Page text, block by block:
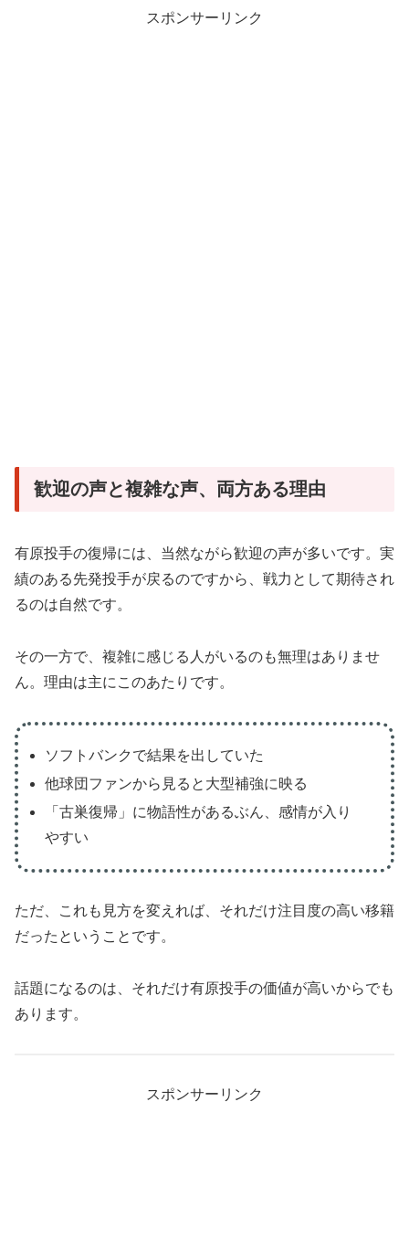
スポンサーリンク
歓迎の声と複雑な声、両方ある理由
有原投手の復帰には、当然ながら歓迎の声が多いです。実
績のある先発投手が戻るのですから、戦力として期待され
るのは自然です。
その一方で、複雑に感じる人がいるのも無理はありませ
ん。理由は主にこのあたりです。
ソフトバンクで結果を出していた
他球団ファンから見ると大型補強に映る
「古巣復帰」に物語性があるぶん、感情が入り
やすい
ただ、これも見方を変えれば、それだけ注目度の高い移籍
だったということです。
話題になるのは、それだけ有原投手の価値が高いからでも
あります。
スポンサーリンク